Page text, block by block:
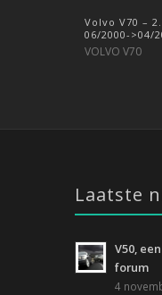
Volvo V70 –
06/2000->04/
VOLVO V70
Volvo V70 2.0
>2016
VOLVO V70
Laatste
V50,
forum
4